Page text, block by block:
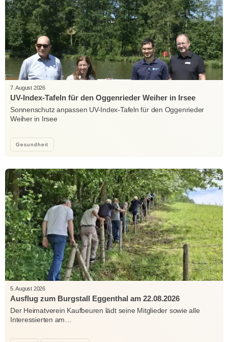
Gesundheit
7. August 2026
UV-Index-Tafeln für den Oggenrieder Weiher in Irsee
Sonnenschutz anpassen UV-Index-Tafeln für den Oggenrieder
Weiher in Irsee
5. August 2026
Ausflug zum Burgstall Eggenthal am 22.08.2026
Der Heimatverein Kaufbeuren lädt seine Mitglieder sowie alle
Interessierten am…